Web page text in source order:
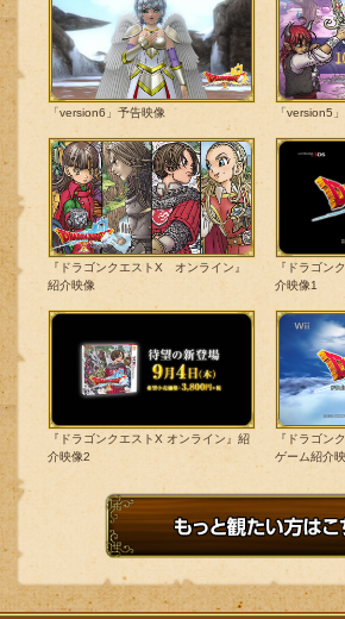
「version6」予告映像 「version5
『ドラゴンクエストX オンライン』
紹介映像
『ドラゴン
介映像1
『ドラゴンクエストX オンライン』紹
介映像2
『ドラゴン
ゲーム紹介